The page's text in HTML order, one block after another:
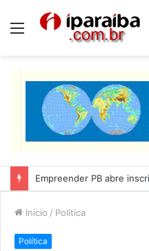
Menu
Início / Política
Política